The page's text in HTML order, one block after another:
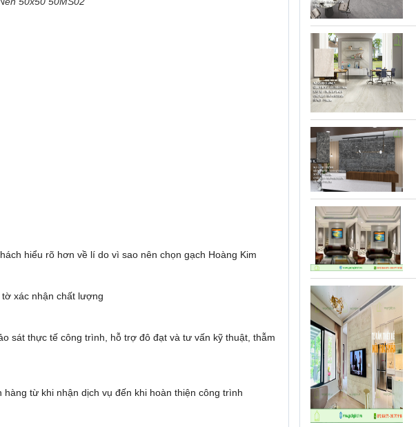
hiểu rõ hơn về lí do vì sao nên chọn gạch Hoàng Kim
xác nhận chất lượng
sát thực tế công trình, hỗ trợ đô đạt và tư vấn kỹ thuật, thẫm
từ khi nhận dịch vụ đến khi hoàn thiện công trình